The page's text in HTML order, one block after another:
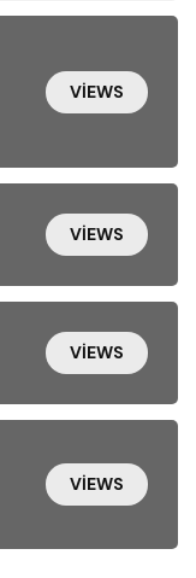
VIEWS
VIEWS
VIEWS
VIEWS